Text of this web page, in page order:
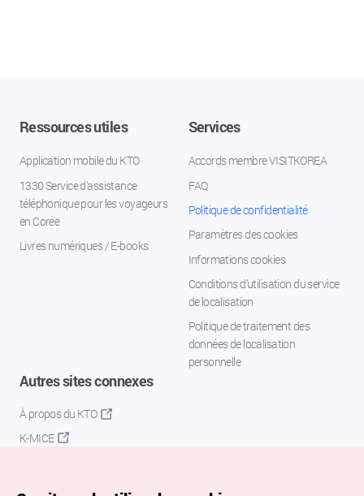
Ressources utiles
Application mobile du KTO
1330 Service d'assistance
téléphonique pour les voyageurs
en Corée
Livres numériques / E-books
Services
Accords membre VISITKOREA
FAQ
Politique de confidentialité
Paramètres des cookies
Informations cookies
Conditions d’utilisation du service
de localisation
Politique de traitement des
données de localisation
personnelle
Autres sites connexes
À propos du KTO
K-MICE